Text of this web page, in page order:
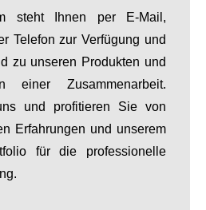
steht Ihnen per E-Mail,
Telefon zur Verfügung und
zu unseren Produkten und
einer Zusammenarbeit.
und profitieren Sie von
Erfahrungen und unserem
für die professionelle